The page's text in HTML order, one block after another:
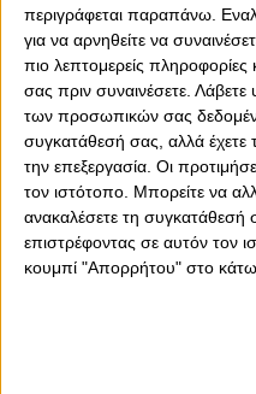
περιγράφεται παραπάνω.
για να αρνηθείτε να
πιο λεπτομερείς πληροφορίες
σας πριν συναινέσετε. Λάβετε
των προσωπικών σας
συγκατάθεσή σας, αλλά έχετε
την επεξεργασία. Οι
τον ιστότοπο. Μπορείτε να
ανακαλέσετε τη συγκατάθεσή
επιστρέφοντας σε αυτόν τον
κουμπί "Απορρήτου" στο κάτω
Στη «μάχη» του Κυπέλλου
Τετάρτη (3/12), ο
μεσημέρι, ώρα 13:30
αντιμετωπίζει την Ελλάς
αγωνιστική της League
«διπλό» σε συνδυασμό με
Οι «ερυθρόλευκοι», στο
νίκες σε ισάριθμα ματς,
Τρίπολη και 5-0 κόντρα